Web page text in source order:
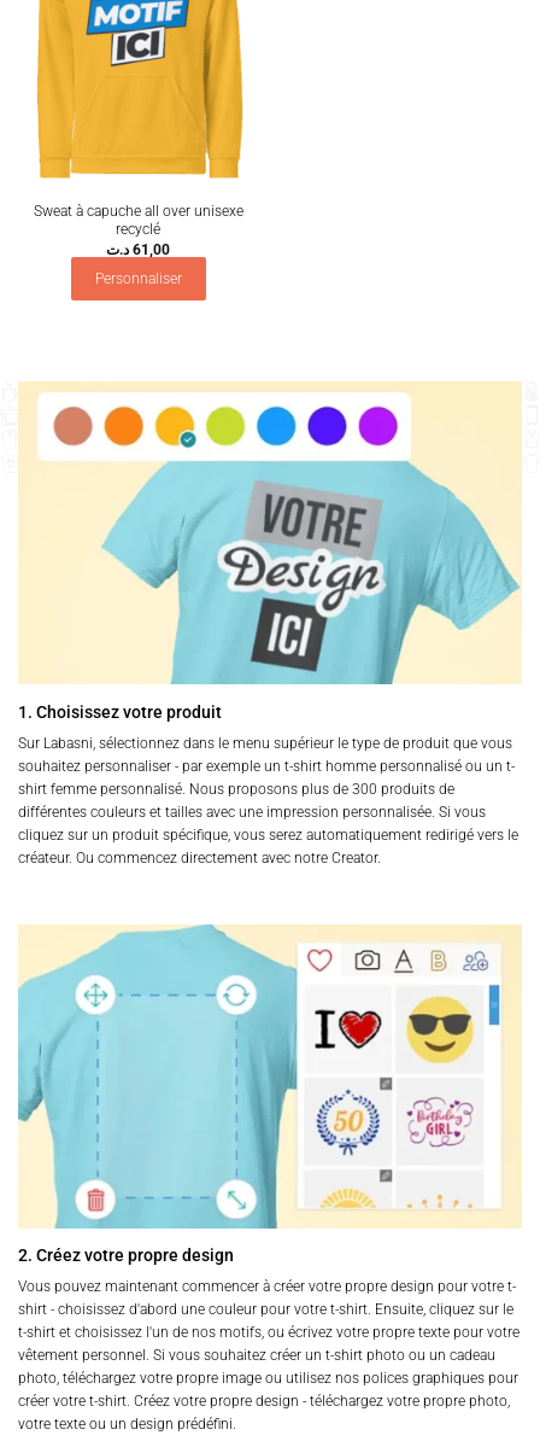
Sweat à capuche all over unisexe
recyclé
61,00 د.ت
Personnaliser
1. Choisissez votre produit
Sur Labasni, sélectionnez dans le menu supérieur le type de produit que vous
souhaitez personnaliser - par exemple un t-shirt homme personnalisé ou un t-
shirt femme personnalisé. Nous proposons plus de 300 produits de
différentes couleurs et tailles avec une impression personnalisée. Si vous
cliquez sur un produit spécifique, vous serez automatiquement redirigé vers le
créateur. Ou commencez directement avec notre Creator.
2. Créez votre propre design
Vous pouvez maintenant commencer à créer votre propre design pour votre t-
shirt - choisissez d'abord une couleur pour votre t-shirt. Ensuite, cliquez sur le
t-shirt et choisissez l'un de nos motifs, ou écrivez votre propre texte pour votre
vêtement personnel. Si vous souhaitez créer un t-shirt photo ou un cadeau
photo, téléchargez votre propre image ou utilisez nos polices graphiques pour
créer votre t-shirt. Créez votre propre design - téléchargez votre propre photo,
votre texte ou un design prédéfini.